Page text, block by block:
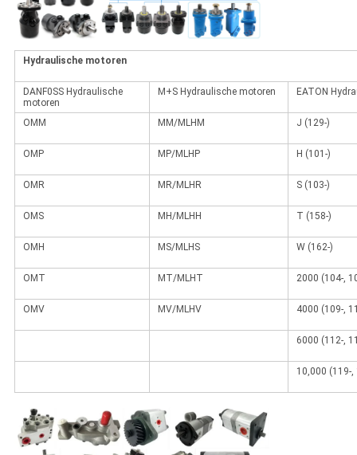
Hydraulische motoren
DANF0SS Hydraulische
motoren
M+S Hydraulische motoren EATON
OMM MM/MLHM J (129-)
OMP MP/MLHP H (101-)
OMR MR/MLHR S (103-)
OMS MH/MLHH T (158-)
OMH MS/MLHS W (162-)
OMT MT/MLHT 2000 (104-,
OMV MV/MLHV 4000 (109-,
6000 (112-,
10,000 (119-,